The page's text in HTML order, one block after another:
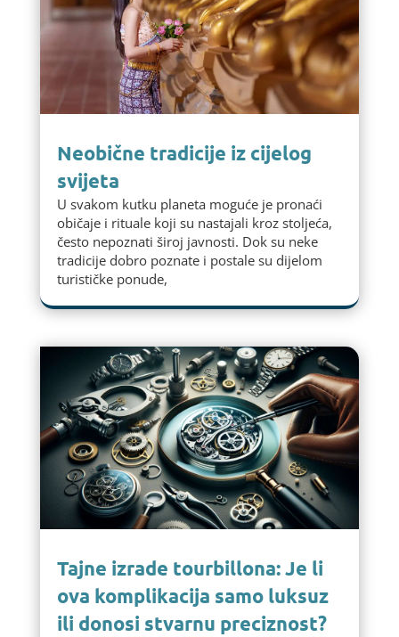
Neobične tradicije iz cijelog
svijeta
U svakom kutku planeta moguće je pronaći
običaje i rituale koji su nastajali kroz stoljeća,
često nepoznati široj javnosti. Dok su neke
tradicije dobro poznate i postale su dijelom
turističke ponude,
Tajne izrade tourbillona: Je li
ova komplikacija samo luksuz
ili donosi stvarnu preciznost?